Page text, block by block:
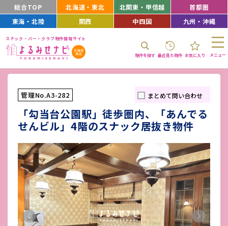
総合TOP 北海道・東北 北関東・甲信越
首都圏
東海・北陸
関西 中四国 九州・沖縄
スナック・バー・クラブ物件情報サイト
物件を探す 最近見た物件 お気に入り メニュー
管理No.A3-282 まとめて問い合わせ
「勾当台公園駅」徒歩圏内、「あんでる
せんビル」4階のスナック居抜き物件